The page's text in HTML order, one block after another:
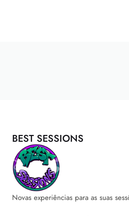
BEST SESSIONS
Novas experiências para as suas